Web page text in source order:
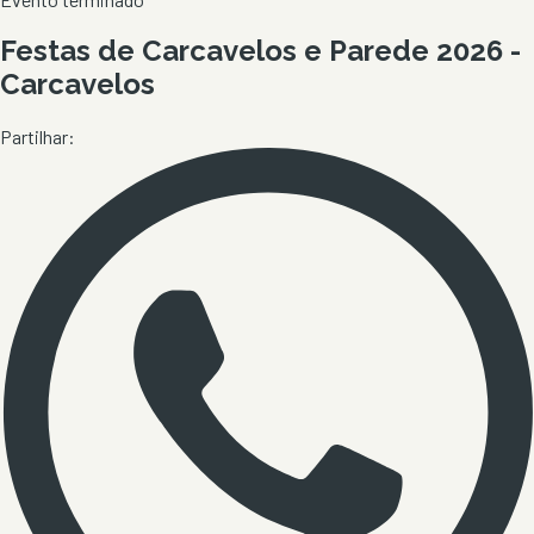
Festas de Carcavelos e Parede 2026 -
Carcavelos
Partilhar: